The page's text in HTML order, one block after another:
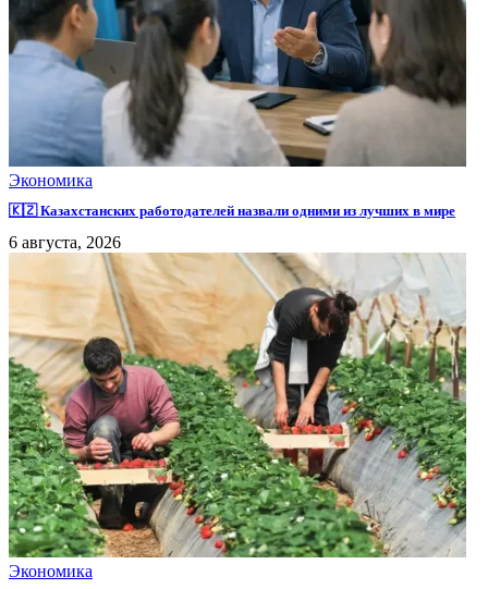
Экономика
🇰🇿 Казахстанских работодателей назвали одними из лучших в мире
6 августа, 2026
Экономика